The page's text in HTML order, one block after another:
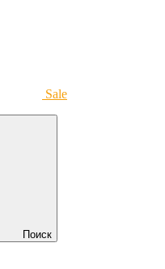
Sale
Поиск